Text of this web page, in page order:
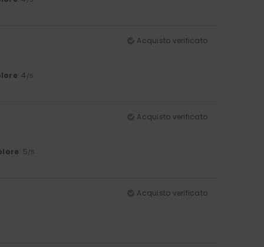
Acquisto verificato
: 4 /5
Acquisto verificato
: 5/5
Acquisto verificato